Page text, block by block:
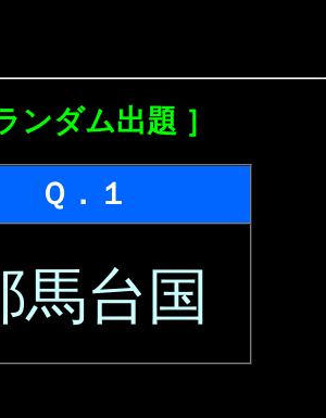
ンダム出題 ］
Ｑ．１
馬台国